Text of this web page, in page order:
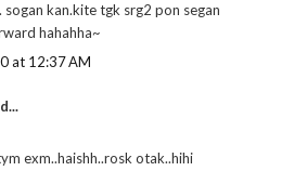
sogan kan.kite tgk srg2 pon segan
hahahha~
at 12:37 AM
exm..haishh..rosk otak..hihi